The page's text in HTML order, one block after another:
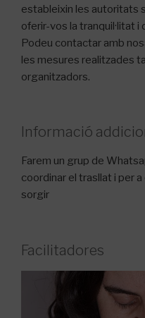
estableixin les autoritats
oferir-vos la tranquil·litat
Podeu contactar amb
les mesures realitzades
organitzadors.
Informació
Farem un grup de
coordinar el trasllat i per
sorgir
Facilitadores